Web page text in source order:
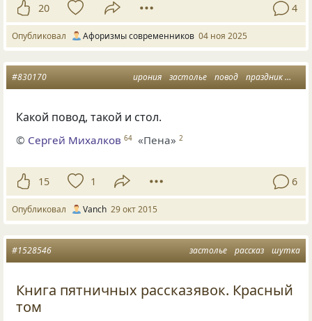
20 4
Опубликовал Афоризмы современников 04 ноя 2025
ирония застолье повод праздник
#830170
Какой повод, такой и стол.
© Сергей Михалков 64 «Пена» 2
15 1 6
Опубликовал Vanch 29 окт 2015
застолье рассказ шутка
#1528546
Книга пятничных рассказявок. Красный
том